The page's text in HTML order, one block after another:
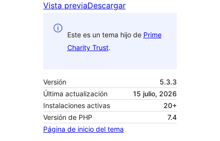
Vista previaDescargar
Este es un tema hijo de Prime
Charity Trust.
Versión
5.3.3
Última actualización
15 julio, 2026
Instalaciones activas
20+
Versión de PHP
7.4
Página de inicio del tema